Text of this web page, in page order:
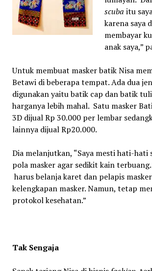
scuba itu
karena saya
membayar
anak saya,”
Untuk membuat masker batik Nisa
Betawi di beberapa tempat. Ada dua
digunakan yaitu batik cap dan batik
harganya lebih mahal. Satu masker
3D dijual Rp 30.000 per lembar
lainnya dijual Rp20.000.
Dia melanjutkan, “Saya mesti hati-hati
pola masker agar sedikit kain terbuang.
harus belanja karet dan pelapis
kelengkapan masker. Namun, tetap
protokol kesehatan.”
Tak Sengaja